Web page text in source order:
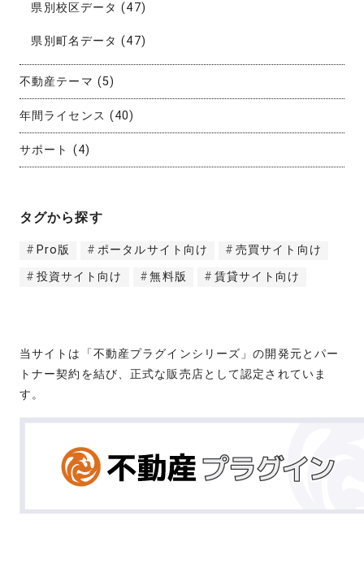
県別校区データ (47)
県別町名データ (47)
不動産テーマ (5)
年間ライセンス (40)
サポート (4)
タグから探す
Pro版 ポータルサイト向け
売買サイト向け
投資サイト向け
無料版 賃貸サイト向け
当サイトは「不動産プラグインシリーズ」の開発元とパー
トナー契約を結び、正式な販売店として認定されていま
す。